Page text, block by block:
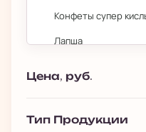
Конфеты супер
Лапша
Мармеладки
Цена, руб.
Тип Продукции